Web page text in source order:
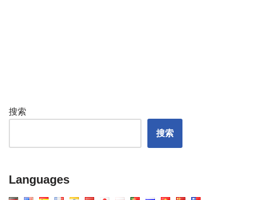
搜索
搜索
Languages